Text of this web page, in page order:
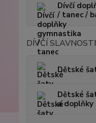
Dívčí
/ tanec /
DÍVČÍ
Dětské
Dětské
a doplňky